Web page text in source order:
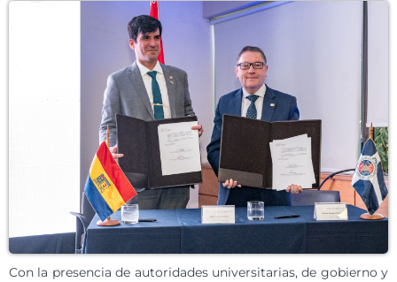
Con la presencia de autoridades universitarias, de gobierno y